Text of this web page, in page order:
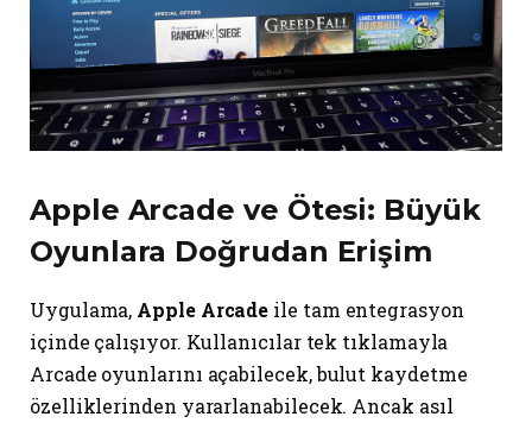
Apple Arcade ve Ötesi: Büyük
Oyunlara Doğrudan Erişim
Uygulama, Apple Arcade ile tam entegrasyon
içinde çalışıyor. Kullanıcılar tek tıklamayla
Arcade oyunlarını açabilecek, bulut kaydetme
özelliklerinden yararlanabilecek. Ancak asıl